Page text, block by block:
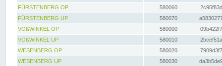
FÜRSTENBERG OP
580060
FÜRSTENBERG UP
580070
VOßWINKEL OP
580000
VOßWINKEL UP
580010
WESENBERG OP
580020
WESENBERG UP
580030